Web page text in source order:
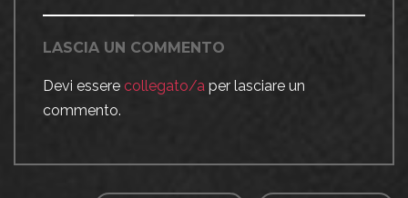
LASCIA UN COMMENTO
Devi essere collegato/a per lasciare un
commento.